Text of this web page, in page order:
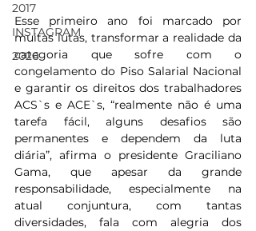
2017
INSTAGRAM
2026
Esse primeiro ano foi marcado por
muitas lutas, transformar a realidade da
categoria que sofre com o
congelamento do Piso Salarial Nacional
e garantir os direitos dos trabalhadores
ACS`s e ACE`s, “realmente não é uma
tarefa fácil, alguns desafios são
permanentes e dependem da luta
diária”, afirma o presidente Graciliano
Gama, que apesar da grande
responsabilidade, especialmente na
atual conjuntura, com tantas
diversidades, fala com alegria dos